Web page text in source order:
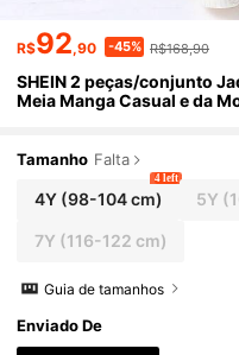
R$92,90 -45% R$168,90
SHEIN 2 peças/conjunto
Meia Manga Casual e da
cola e streetwear
Tamanho Falta
4Y(98-104 cm)
4 left
5Y
7Y (116-122 cm)
Guia de tamanhos
Enviado De